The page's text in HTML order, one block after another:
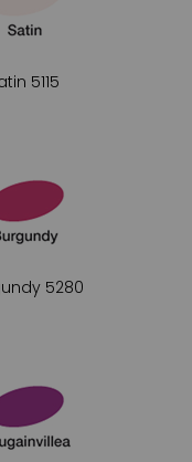
5115
5280